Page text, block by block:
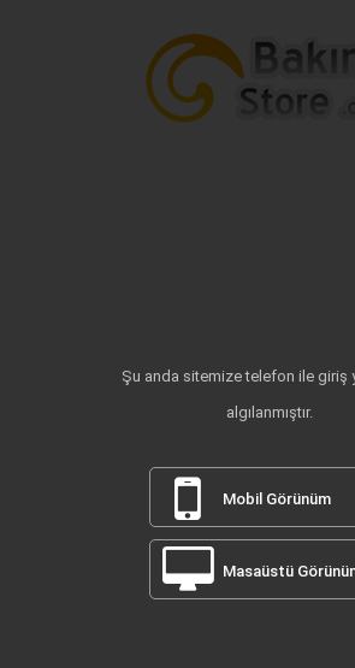
Şu anda sitemize telefon ile giriş
algılanmıştır.
Mobil Görünüm
Masaüstü